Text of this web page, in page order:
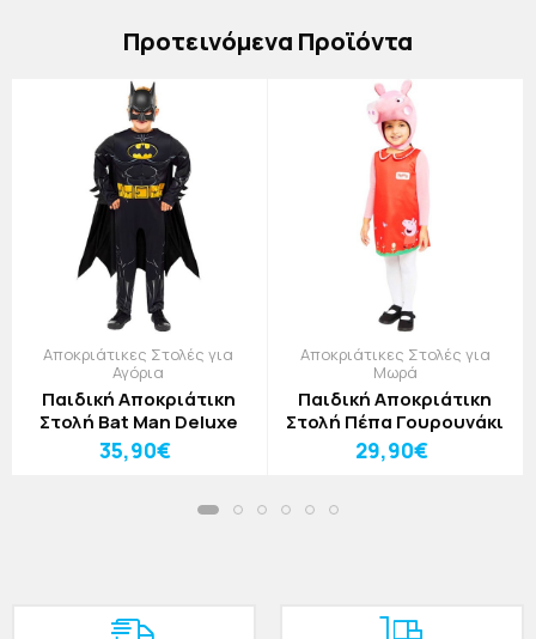
Πρoτεινόμενα Προϊόντα
Αποκριάτικες Στολές για
Αγόρια
Παιδική Αποκριάτικη
Στολή Bat Man Deluxe
35,90€
Αποκριάτικες Στολές για
Μωρά
Παιδική Αποκριάτικη
Στολή Πέπα Γουρουνάκι
29,90€